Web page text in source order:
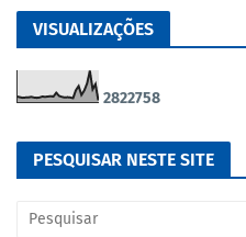
VISUALIZAÇÕES
2822758
PESQUISAR NESTE SITE